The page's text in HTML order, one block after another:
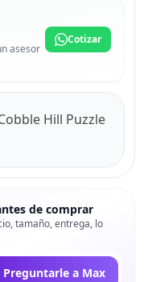
asesor
Cotizar
Hill Puzzle
de comprar
tamaño, entrega, lo
Preguntarle a Max